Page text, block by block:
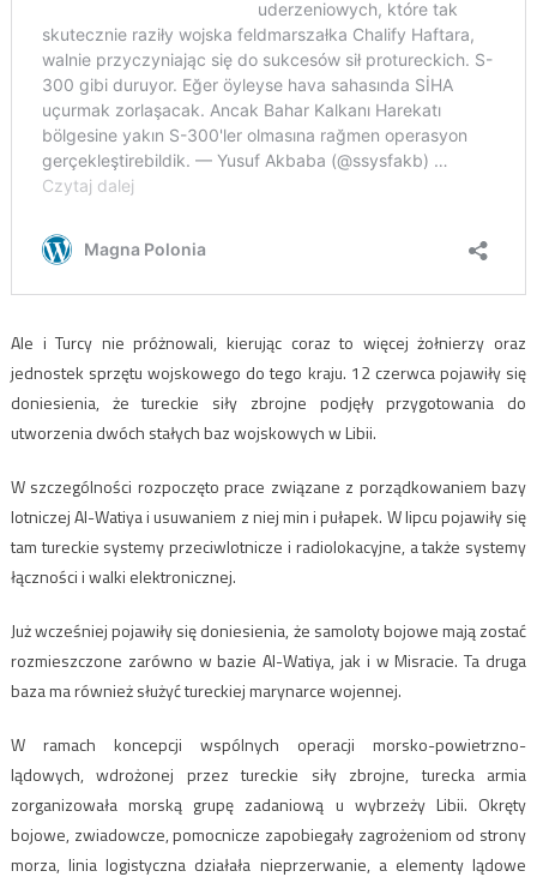
Ale i Turcy nie próżnowali, kierując coraz to więcej żołnierzy oraz
jednostek sprzętu wojskowego do tego kraju. 12 czerwca pojawiły się
doniesienia, że tureckie siły zbrojne podjęły przygotowania do
utworzenia dwóch stałych baz wojskowych w Libii.
W szczególności rozpoczęto prace związane z porządkowaniem bazy
lotniczej Al-Watiya i usuwaniem z niej min i pułapek. W lipcu pojawiły się
tam tureckie systemy przeciwlotnicze i radiolokacyjne, a także systemy
łączności i walki elektronicznej.
Już wcześniej pojawiły się doniesienia, że samoloty bojowe mają zostać
rozmieszczone zarówno w bazie Al-Watiya, jak i w Misracie. Ta druga
baza ma również służyć tureckiej marynarce wojennej.
W ramach koncepcji wspólnych operacji morsko-powietrzno-
lądowych, wdrożonej przez tureckie siły zbrojne, turecka armia
zorganizowała morską grupę zadaniową u wybrzeży Libii. Okręty
bojowe, zwiadowcze, pomocnicze zapobiegały zagrożeniom od strony
morza, linia logistyczna działała nieprzerwanie, a elementy lądowe